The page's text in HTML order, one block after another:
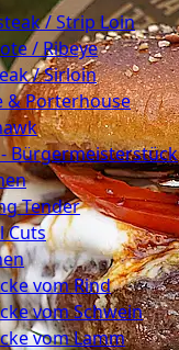
/ Strip Loin
/ Ribeye
/ Sirloin
& Porterhouse
Bürgermeisterstück
Tender
Cuts
vom Rind
vom Schwein
vom Lamm